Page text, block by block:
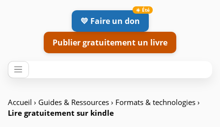
💛 Faire un don
Publier gratuitement un livre
Accueil › Guides & Ressources › Formats & technologies ›
Lire gratuitement sur kindle